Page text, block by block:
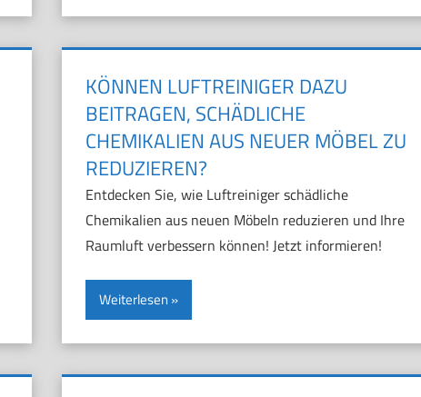
KÖNNEN LUFTREINIGER DAZU
BEITRAGEN, SCHÄDLICHE
CHEMIKALIEN AUS NEUER MÖBEL ZU
REDUZIEREN?
Entdecken Sie, wie Luftreiniger schädliche
Chemikalien aus neuen Möbeln reduzieren und Ihre
Raumluft verbessern können! Jetzt informieren!
Weiterlesen